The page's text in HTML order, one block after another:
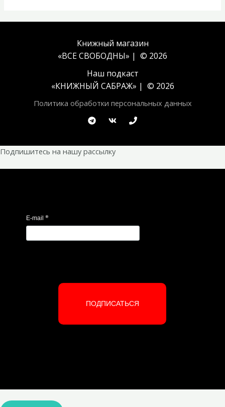
Книжный магазин
«ВСЕ СВОБОДНЫ» | © 2026
Наш подкаст
«КНИЖНЫЙ САБРАЖ» | © 2026
Политика обработки персональных данных
Подпишитесь на нашу рассылку
E-mail *
ПОДПИСАТЬСЯ